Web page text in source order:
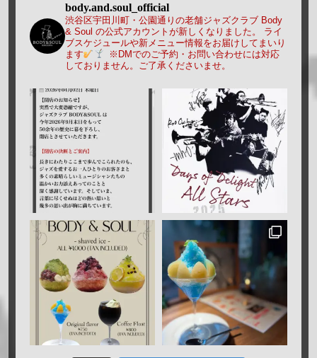
body.and.soul_official
渋谷区宇田川町・公園通りの老舗ジャズクラブ Body
& Soul の公式アカウントが新しくなりました。
ライ
ブスケジュールや新メニュー情報をお届けしてまいり
ます
※DMでのご予約・お問い合わせには対応
しておりません。ご了承くださいませ。